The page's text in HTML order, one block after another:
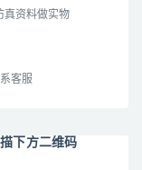
真资料做实物
客服
下方二维码